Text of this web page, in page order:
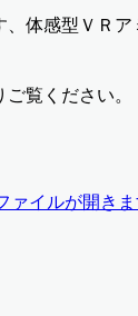
体感型ＶＲア
覧ください。
ァイルが開き